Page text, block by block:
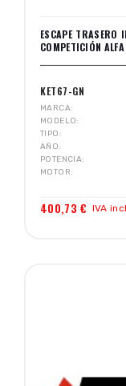
ESCAPE TRASERO
COMPETICIÓN
KET67-GN
MARCA
MODELO
TIPO
AÑO
POTENCIA
MOTOR
400,73 € IVA incl.